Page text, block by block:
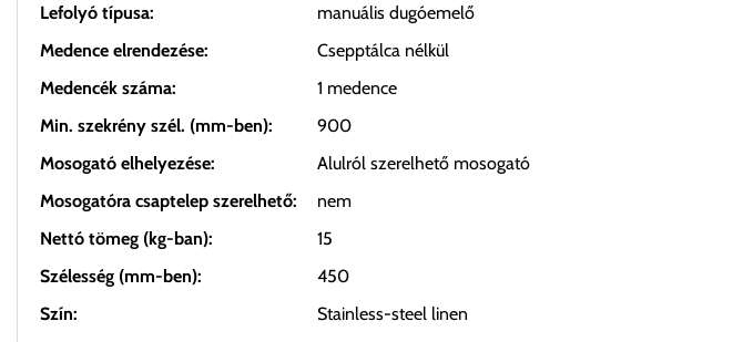
Lefolyó típusa:
manuális dugóemelő
Medence elrendezése:
Csepptálca nélkül
Medencék száma:
1 medence
Min. szekrény szél. (mm-ben):
900
Mosogató elhelyezése:
Alulról szerelhető mosogató
Mosogatóra csaptelep szerelhető:
nem
Nettó tömeg (kg-ban):
15
Szélesség (mm-ben):
450
Szín:
Stainless-steel linen